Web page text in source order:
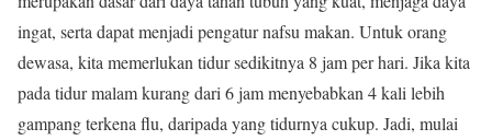
ingat, serta dapat menjadi pengatur nafsu makan. Untuk orang
dewasa, kita memerlukan tidur sedikitnya 8 jam per hari. Jika kita
pada tidur malam kurang dari 6 jam menyebabkan 4 kali lebih
gampang terkena flu, daripada yang tidurnya cukup. Jadi, mulai